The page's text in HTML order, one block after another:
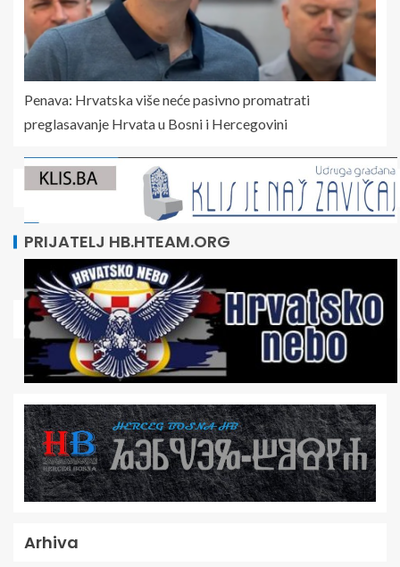
Penava: Hrvatska više neće pasivno promatrati
preglasavanje Hrvata u Bosni i Hercegovini
PRIJATELJ HB.HTEAM.ORG
Arhiva